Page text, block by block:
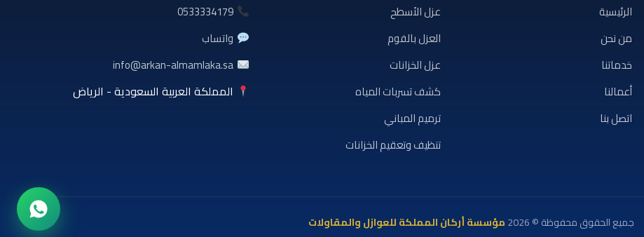
الرئيسية
من نحن
خدماتنا
أعمالنا
اتصل بنا
عزل الأسطح
العزل بالفوم
عزل الخزانات
كشف تسربات المياه
ترميم المباني
تنظيف وتعقيم الخزانات
0533334179
واتساب
info@arkan-almamlaka.sa
المملكة العربية السعودية - الرياض
جميع الحقوق محفوظة © 2026 مؤسسة أركان المملكة للعوازل والمقاولات